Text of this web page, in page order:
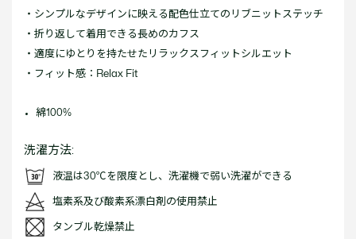
・シンプルなデザインに映える配色仕立てのリブニットステッチ
・折り返して着用できる長めのカフス
・適度にゆとりを持たせたリラックスフィットシルエット
・フィット感：Relax Fit
綿100%
洗濯方法:
液温は30℃を限度とし、洗濯機で弱い洗濯ができる
塩素系及び酸素系漂白剤の使用禁止
タンブル乾燥禁止